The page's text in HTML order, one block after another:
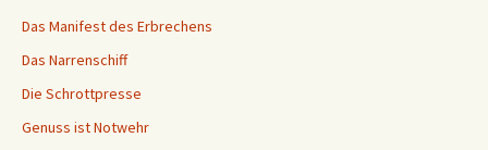
Das Manifest des Erbrechens
Das Narrenschiff
Die Schrottpresse
Genuss ist Notwehr